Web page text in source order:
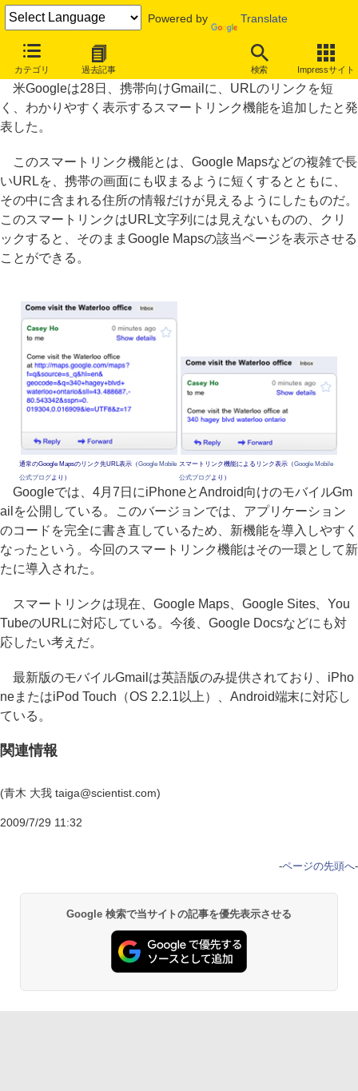
Powered by Translate
カテゴリ 過去記事 検索 Impressサイト
モバイルGmail英語版に、URLを短く表示するスマートリンク機能
米Googleは28日、携帯向けGmailに、URLのリンクを短
く、わかりやすく表示するスマートリンク機能を追加したと発
表した。
このスマートリンク機能とは、Google Mapsなどの複雑で長
いURLを、携帯の画面にも収まるように短くするとともに、
その中に含まれる住所の情報だけが見えるようにしたものだ。
このスマートリンクはURL文字列には見えないものの、クリ
ックすると、そのままGoogle Mapsの該当ページを表示させる
ことができる。
通常のGoogle Mapsのリンク先URL表示（Google Mobile
公式ブログより）
スマートリンク機能によるリンク表示（Google Mobile
公式ブログより）
Googleでは、4月7日にiPhoneとAndroid向けのモバイルGm
ailを公開している。このバージョンでは、アプリケーション
のコードを完全に書き直しているため、新機能を導入しやすく
なったという。今回のスマートリンク機能はその一環として新
たに導入された。
スマートリンクは現在、Google Maps、Google Sites、You
TubeのURLに対応している。今後、Google Docsなどにも対
応したい考えだ。
最新版のモバイルGmailは英語版のみ提供されており、iPho
neまたはiPod Touch（OS 2.2.1以上）、Android端末に対応し
ている。
関連情報
(青木 大我 taiga@scientist.com)
2009/7/29 11:32
-ページの先頭へ-
Google 検索で当サイトの記事を優先表示させる